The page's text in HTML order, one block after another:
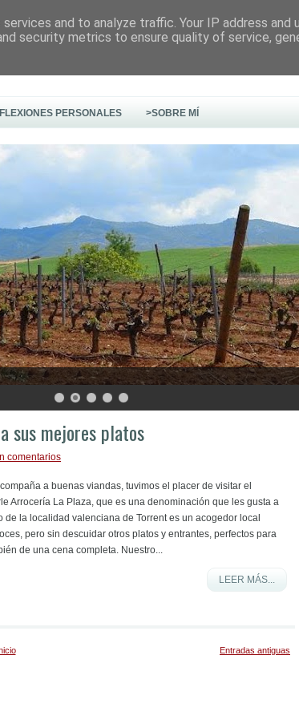
PERSONALES >SOBRE MÍ
sus mejores platos
comentarios
a buenas viandas, tuvimos el placer de visitar el
Arrocería La Plaza, que es una denominación que les gusta a
la localidad valenciana de Torrent es un acogedor local
pero sin descuidar otros platos y entrantes, perfectos para
de una cena completa. Nuestro...
LEER MÁS...
Entradas antiguas
and to analyze traffic. Your IP address and
security metrics to ensure quality of service,